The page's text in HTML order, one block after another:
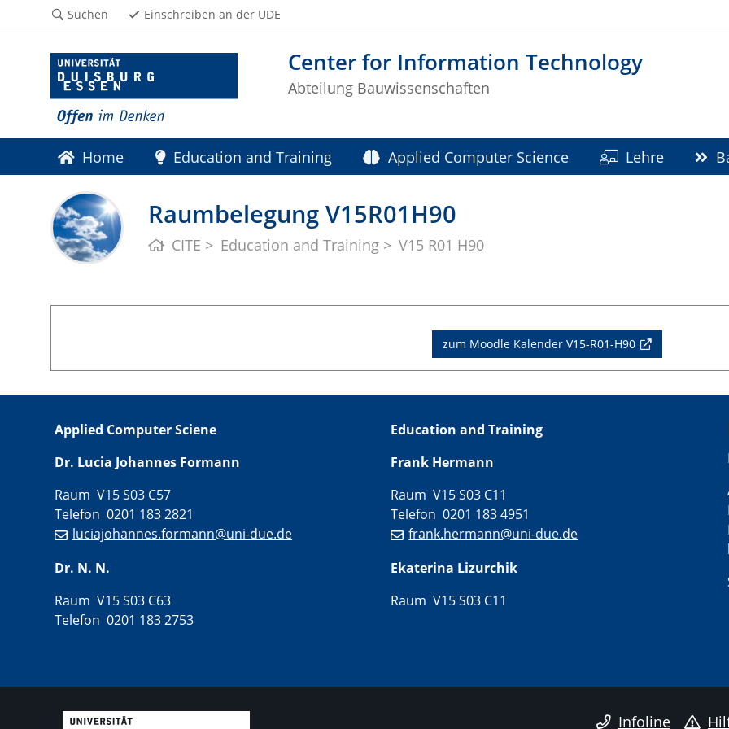
Center for Information Technology
Abteilung Bauwissenschaften
Suchen Einschreiben an der UDE
Home Education and Training Applied Computer Science Lehre
Raumbelegung V15R01H90
CITE Education and Training V15 R01 H90
zum Moodle Kalender V15-R01-H90
Applied Computer Sciene
Dr. Lucia Johannes Formann
Raum V15 S03 C57
Telefon 0201 183 2821
luciajohannes.formann@uni-due.de
Dr. N. N.
Raum V15 S03 C63
Telefon 0201 183 2753
Education and Training
Frank Hermann
Raum V15 S03 C11
Telefon 0201 183 4951
frank.hermann@uni-due.de
Ekaterina Lizurchik
Raum V15 S03 C11
Infoline